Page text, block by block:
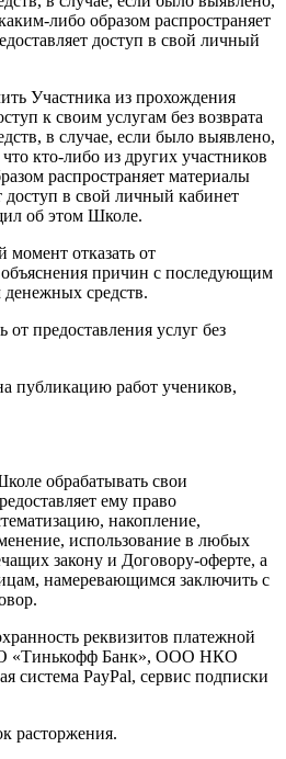
либо образом распространяет
доступ в свой личный
Участника из прохождения
к своим услугам без возврата
в случае, если было выявлено,
кто-либо из других участников
распространяет материалы
доступ в свой личный кабинет
об этом Школе.
отказать от
объяснения причин с последующим
денежных средств.
от предоставления услуг без
публикацию работ учеников,
обрабатывать свои
ему право
накопление,
использование в любых
закону и Договору-оферте, а
намеревающимся заключить с
реквизитов платежной
«Тинькофф Банк», ООО НКО
система PayPal, сервис подписки
расторжения.